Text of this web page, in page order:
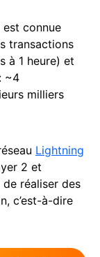
connue
transactions
à 1 heure) et
~4
milliers
Lightning
2 et
réaliser des
c’est-à-dire